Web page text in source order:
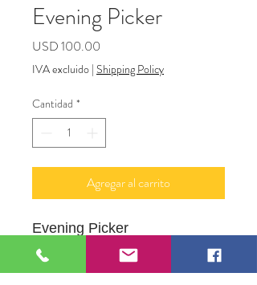
Evening Picker
USD 100.00
IVA excluido | Shipping Policy
Cantidad *
Agregar al carrito
Evening Picker
12"x 16"
Oil on Canvas